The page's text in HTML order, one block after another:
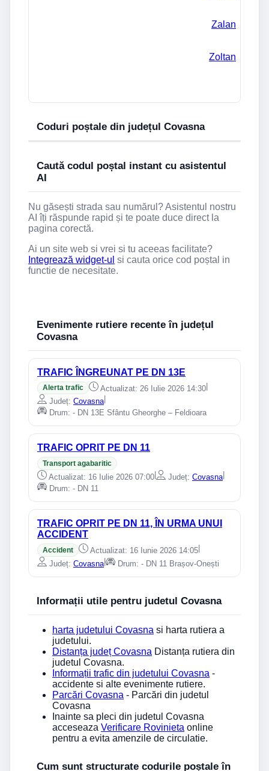
Zalan
Zoltan
Coduri poștale din județul Covasna
Caută codul poștal instant cu asistentul
AI
Nu găsești strada sau numărul? Asistentul nostru
AI îți răspunde rapid și te poate duce direct la
pagina corectă.
Ai un site web si vrei si tu aceeas facilitate?
Integrează widget-ul si cauta orice cod poștal in
functie de necesitate.
Evenimente rutiere recente în județul
Covasna
TRAFIC ÎNGREUNAT PE DN 13E
Alerta trafic Actualizat: 26 Iulie 2026 14:30|
Județ: Covasna
Drum: - DN 13E Sfântu Gheorghe – Feldioara
TRAFIC OPRIT PE DN 11
Transport agabaritic
Actualizat: 16 Iulie 2026 07:00 Județ: Covasna
Drum: - DN 11
TRAFIC OPRIT PE DN 11, ÎN URMA UNUI
ACCIDENT
Accident Actualizat: 16 Iunie 2026 14:05
Județ: Covasna Drum: - DN 11 Brașov-Onești
Informații utile pentru judetul Covasna
harta judetului Covasna si harta rutiera a
judetului.
Distanța județ Covasna Distanța rutiera din
judetul Covasna.
Informații trafic din judetului Covasna -
accidente si alte evenimente rutiere.
Parcări Covasna - Parcări din judetul
Covasna
Inainte sa pleci din judetul Covasna
acceseaza Verificare Rovinieta online
pentru a evita amenzile de circulatie.
Cum sunt structurate codurile poștale în